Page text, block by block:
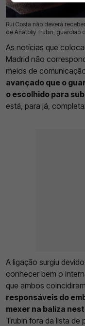
Rui Costa não deverá
de Anatoliy Trubin, guardião
15 Jul 2026 | 13:34 | 0
As notícias que
Madrid não
meios de
avançado que o
o escolhido para
está, para já,
A ligação surgiu
conhecer bem o
que ambos
responsáveis do
mexer na baliza
Trubin fora da lista de